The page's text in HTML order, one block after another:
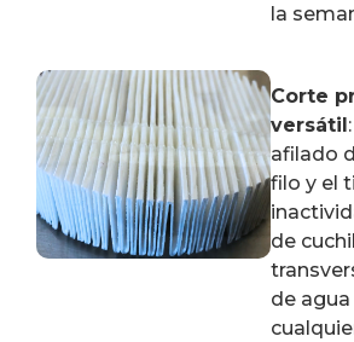
la
Corte
versátil
afilado
filo y el
de
de